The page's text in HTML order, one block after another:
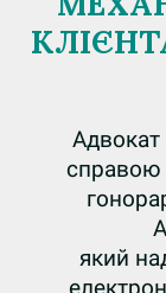
справою
який